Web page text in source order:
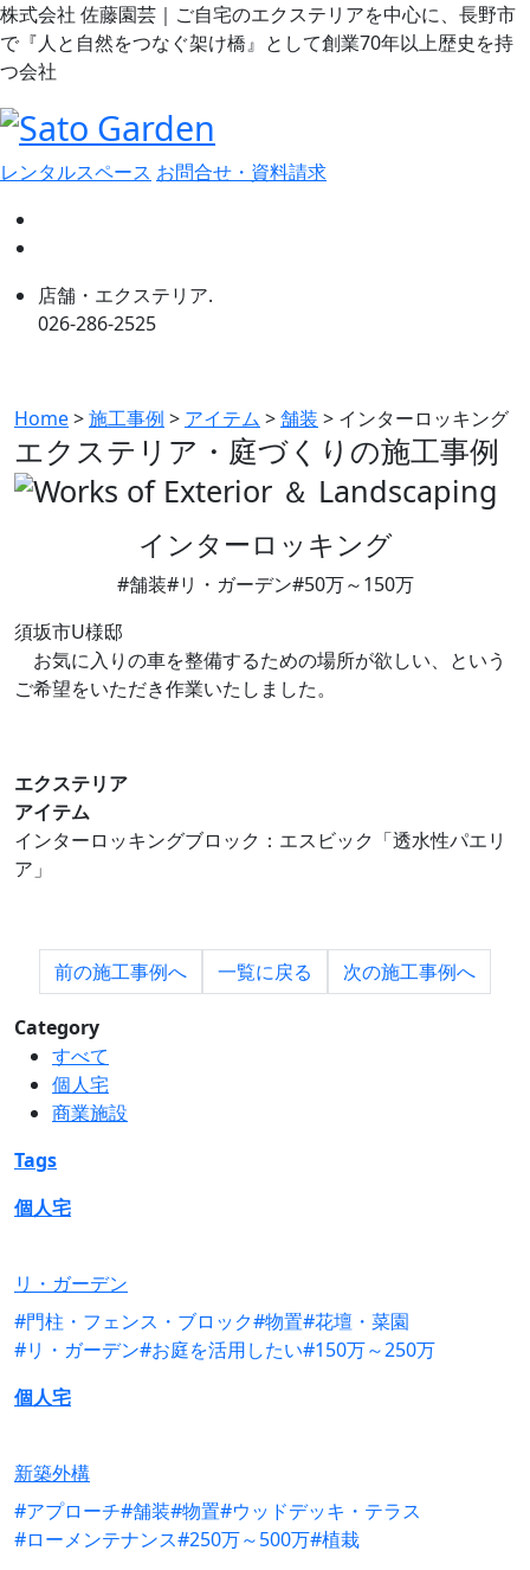
株式会社 佐藤園芸｜ご自宅のエクステリアを中心に、長野市
で『人と自然をつなぐ架け橋』として創業70年以上歴史を持
つ会社
レンタルスペース お問合せ・資料請求
店舗・エクステリア.
026-286-2525
Home>施工事例 > アイテム >舗装 > インターロッキング
エクステリア・庭づくりの施工事例
インターロッキング
#舗装#リ・ガーデン#50万～150万
須坂市U様邸
お気に入りの車を整備するための場所が欲しい、という
ご希望をいただき作業いたしました。
エクステリア
アイテム
インターロッキングブロック：エスビック「透水性パエリ
ア」
前の施工事例へ 一覧に戻る 次の施工事例へ
Category
すべて
個人宅
商業施設
Tags
個人宅
リ・ガーデン
#門柱・フェンス・ブロック#物置#花壇・菜園
#リ・ガーデン#お庭を活用したい#150万～250万
個人宅
新築外構
#アプローチ#舗装#物置#ウッドデッキ・テラス
#ローメンテナンス#250万～500万#植栽